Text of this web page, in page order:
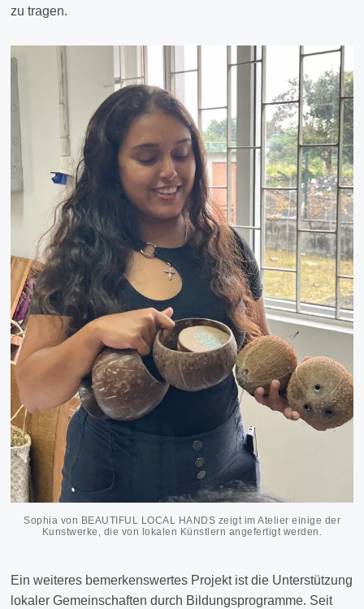
zu tragen.
Sophia von BEAUTIFUL LOCAL HANDS zeigt im Atelier einige der
Kunstwerke, die von lokalen Künstlern angefertigt werden.
Ein weiteres bemerkenswertes Projekt ist die Unterstützung
lokaler Gemeinschaften durch Bildungsprogramme. Seit